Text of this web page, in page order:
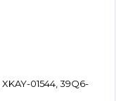
01544, 39Q6-